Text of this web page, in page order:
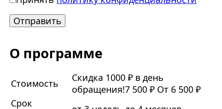
О программе
Стоимость
Скидка 1000 ₽ в день
обращения!7 500 ₽ От 6 500 ₽
Срок